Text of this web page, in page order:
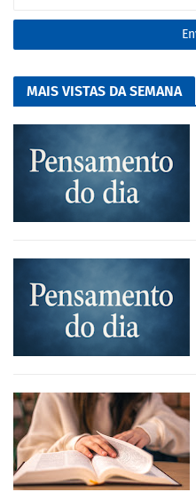
MAIS VISTAS DA SEMANA